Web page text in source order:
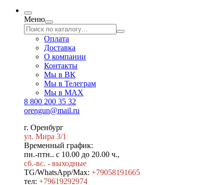
Меню
Оплата
Доставка
О компании
Контакты
Мы в ВК
Мы в Телеграм
Мы в МAX
8 800 200 35 32
orengun@mail.ru
г. Оренбург
ул. Мира 3/1
Временный график:
пн.-птн.. с 10.00 до 20.00 ч.,
сб.-вс. - выходные
TG/WhatsApp/Max: +79058191665
тел: +79619292974